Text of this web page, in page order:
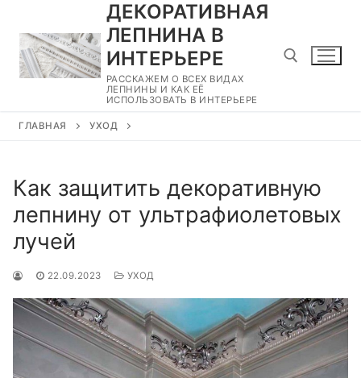
содержимому
ДЕКОРАТИВНАЯ
ЛЕПНИНА В
ИНТЕРЬЕРЕ
РАССКАЖЕМ О ВСЕХ ВИДАХ
ЛЕПНИНЫ И КАК ЕЁ
ИСПОЛЬЗОВАТЬ В ИНТЕРЬЕРЕ
ГЛАВНАЯ УХОД
Как защитить декоративную
лепнину от ультрафиолетовых
лучей
22.09.2023 УХОД